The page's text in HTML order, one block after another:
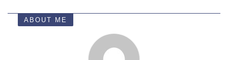
ABOUT ME